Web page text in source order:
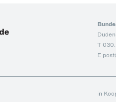
T 030.
E
in